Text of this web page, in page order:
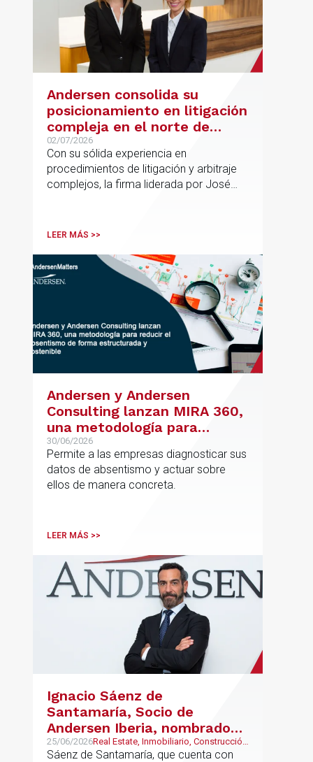
Andersen consolida su
posicionamiento en litigación
compleja en el norte de
España con la incorporación
de Rebeca Larena
02/07/2026
Con su sólida experiencia en
procedimientos de litigación y arbitraje
complejos, la firma liderada por José
posicionamiento en asesoramiento
LEER MÁS >>
Andersen y Andersen
Consulting lanzan MIRA 360,
una metodología para
reducir el absentismo de
forma estructurada y
sostenible
30/06/2026
Permite a las empresas diagnosticar sus
datos de absentismo y actuar sobre
ellos de manera concreta.
LEER MÁS >>
Ignacio Sáenz de
Santamaría, Socio de
Andersen Iberia, nombrado
director europeo de
25/06/2026Real Estate, Inmobiliario, Construcción
y Urbanismo
Sáenz de Santamaría, que cuenta con